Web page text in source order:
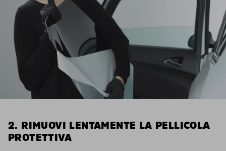
2. RIMUOVI LENTAMENTE LA PELLICOLA
PROTETTIVA